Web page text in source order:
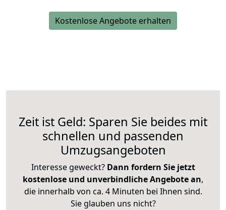
Kostenlose Angebote erhalten
Zeit ist Geld: Sparen Sie beides mit
schnellen und passenden
Umzugsangeboten
Interesse geweckt? Dann fordern Sie jetzt
kostenlose und unverbindliche Angebote an,
die innerhalb von ca. 4 Minuten bei Ihnen sind.
Sie glauben uns nicht?